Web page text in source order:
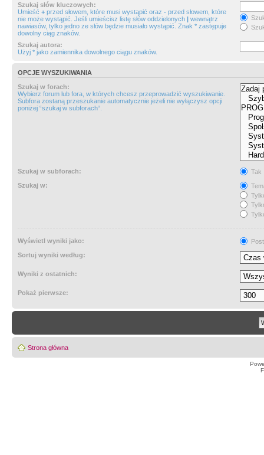
Szukaj słów kluczowych:
Umieść + przed słowem, które musi wystąpić oraz - przed słowem, które
nie może wystąpić. Jeśli umieścisz listę słów oddzielonych | wewnątrz
nawiasów, tylko jedno ze słów będzie musiało wystąpić. Znak * zastępuje
dowolny ciąg znaków.
Szukaj autora:
Użyj * jako zamiennika dowolnego ciągu znaków.
OPCJE WYSZUKIWANIA
Szukaj w forach:
Wybierz forum lub fora, w których chcesz przeprowadzić wyszukiwanie.
Subfora zostaną przeszukanie automatycznie jeżeli nie wyłączysz opcji
poniżej “szukaj w subforach“.
Szukaj w subforach:
Tak
Szukaj w:
Wyświetl wyniki jako:
Sortuj wyniki według:
Wyniki z ostatnich:
Pokaż pierwsze:
Strona główna